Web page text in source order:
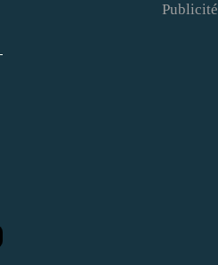
Publicité